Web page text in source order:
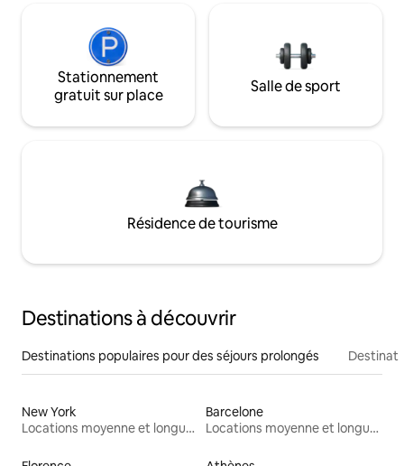
Stationnement
gratuit sur place
Salle de sport
Résidence de tourisme
Destinations à découvrir
Destinations populaires pour des séjours prolongés
New York
Locations moyenne et longue durée
Barcelone
Locations moyenne et longue durée